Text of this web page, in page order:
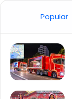
Popular